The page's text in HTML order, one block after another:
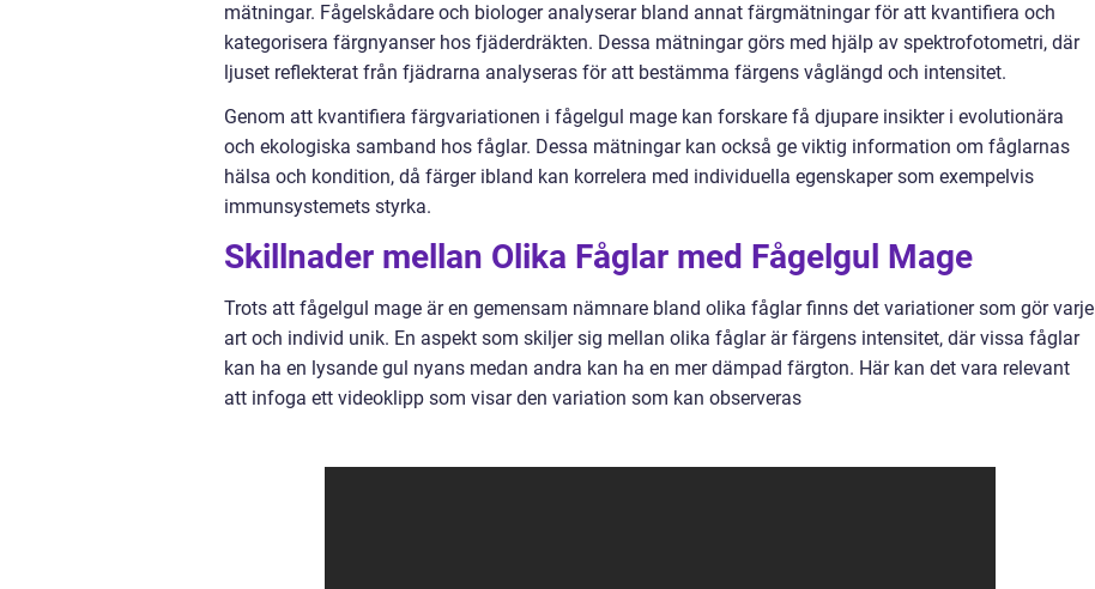
mätningar. Fågelskådare och biologer analyserar bland annat färgmätningar för att kvantifiera och
kategorisera färgnyanser hos fjäderdräkten. Dessa mätningar görs med hjälp av spektrofotometri, där
ljuset reflekterat från fjädrarna analyseras för att bestämma färgens våglängd och intensitet.
Genom att kvantifiera färgvariationen i fågelgul mage kan forskare få djupare insikter i evolutionära
och ekologiska samband hos fåglar. Dessa mätningar kan också ge viktig information om fåglarnas
hälsa och kondition, då färger ibland kan korrelera med individuella egenskaper som exempelvis
immunsystemets styrka.
Skillnader mellan Olika Fåglar med Fågelgul Mage
Trots att fågelgul mage är en gemensam nämnare bland olika fåglar finns det variationer som gör varje
art och individ unik. En aspekt som skiljer sig mellan olika fåglar är färgens intensitet, där vissa fåglar
kan ha en lysande gul nyans medan andra kan ha en mer dämpad färgton. Här kan det vara relevant
att infoga ett videoklipp som visar den variation som kan observeras